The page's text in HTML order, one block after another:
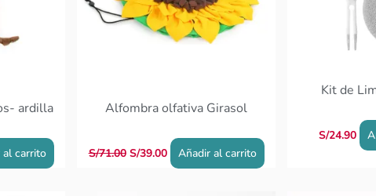
ardilla
al carrito
Alfombra olfativa Girasol
S/71.00 S/39.00 Añadir al carrito
Kit de
S/24.90